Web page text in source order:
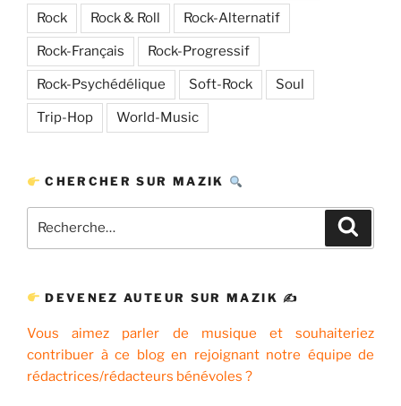
Rock Rock & Roll Rock-Alternatif
Rock-Français Rock-Progressif
Rock-Psychédélique Soft-Rock Soul
Trip-Hop World-Music
CHERCHER SUR MAZIK
pour
DEVENEZ AUTEUR SUR MAZIK ✍
Vous aimez parler de musique et souhaiteriez
contribuer à ce blog en rejoignant notre équipe de
rédactrices/rédacteurs bénévoles ?